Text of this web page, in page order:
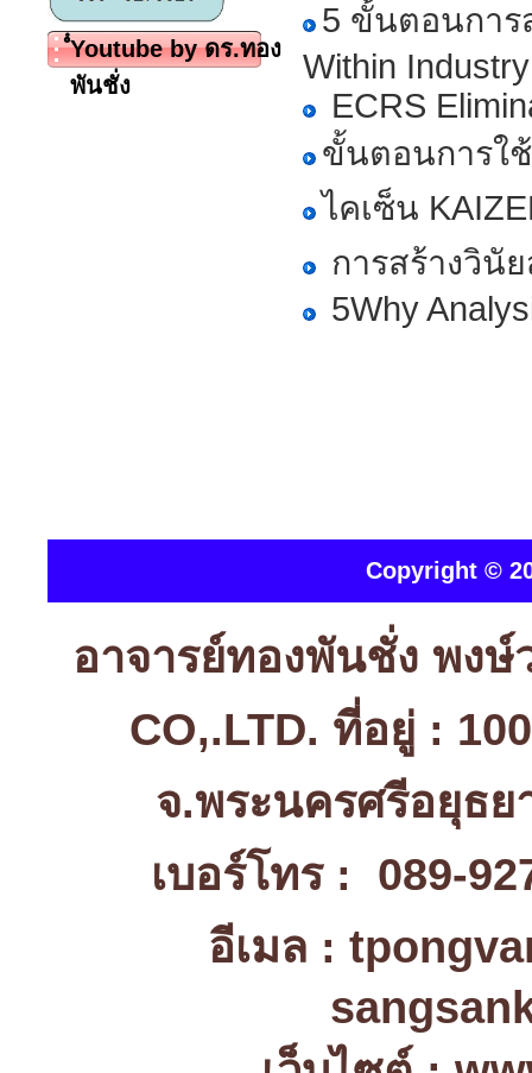
ํํYoutube by ดร.ทอง
พันชั่ง
5 ขั้นตอนการ
Within Industry
ECRS
ขั้นตอนการใ
ไคเซ็น
การสร้างวินั
5Why
Copyright ©
อาจารย์ทองพันชั่ง พงษ์
CO,.LTD. ที่อยู่ :
จ.พระนครศรีอยุ
เบอร์โทร : 089-
อีเมล :